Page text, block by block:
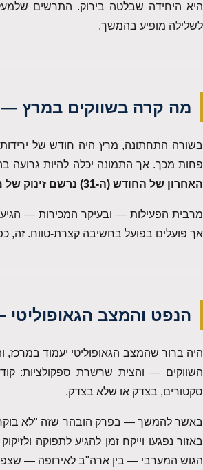
היא היחידה שבלטה בירוק. התרשים
לשלילה מופיע בהמשך.
מה קרה בשווקים במרץ —
בשורה התחתונה, מרץ היה חודש של
פחות מכך. אך התמונה יכלה להיות גרועה
האחרון של החודש (ה-31) נרשם זינוק של מעל 2%
מרבית הפעילות — ובעיקר המכירות —
אך פועלים בפועל בחשיבה קצרת-טווח. זה,
הנפט והמצב הגאופוליטי
היה ברור שהמצב הגאופוליטי יעמוד במרכז,
השווקים — והצית שרשרת ספקולציות:
סקטורים, בצדק או שלא בצדק.
באשר להמשך — בפרק הובהר שזה "לא בוקר
באזור נפגעו וייקח זמן להגיע לתפוקה
הגוש המערבי — בין ארה"ב לאירופה —